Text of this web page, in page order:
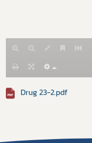
Drug 23-2.pdf